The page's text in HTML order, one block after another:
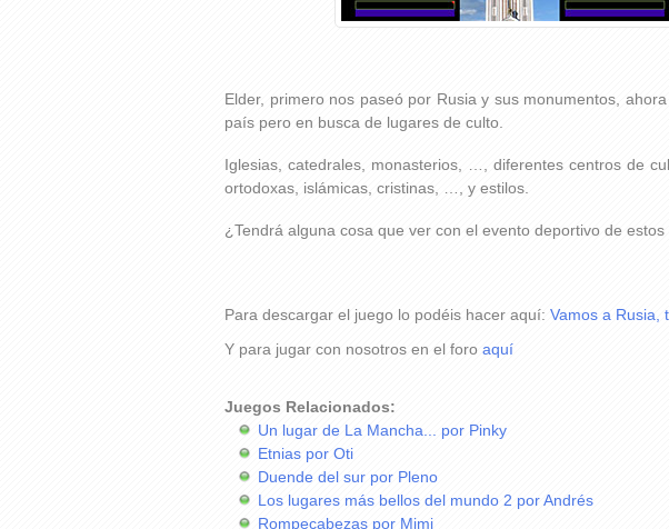
Elder, primero nos paseó por Rusia y sus monumentos,
país pero en busca de lugares de culto.
Iglesias, catedrales, monasterios, …, diferentes centros de
ortodoxas, islámicas, cristinas, …, y estilos.
¿Tendrá alguna cosa que ver con el evento deportivo de
Para descargar el juego lo podéis hacer aquí: Vamos a Rusia,
Y para jugar con nosotros en el foro aquí
Juegos Relacionados:
Un lugar de La Mancha... por Pinky
Etnias por Oti
Duende del sur por Pleno
Los lugares más bellos del mundo 2 por Andrés
Rompecabezas por Mimi